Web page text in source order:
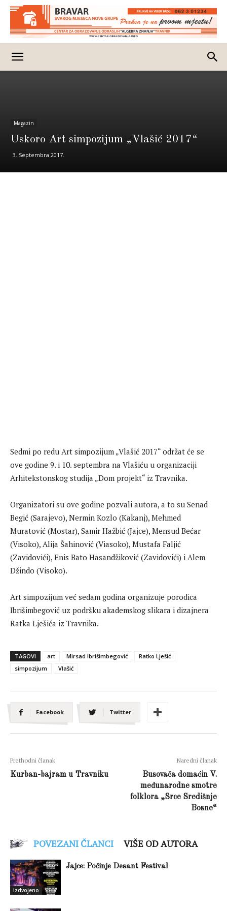
Magazin
Uskoro Art simpozijum „Vlašić 2017“
3. Septembra 2017.
Sedmi po redu Art simpozijum „Vlašić 2017“ održat će se
ove godine 9. i 10. septembra na Vlašiću u organizaciji
Arhitekstonskog studija „Dom projekt“ iz Travnika.
Organizatori su ove godine pozvali autora, a to su Senad
Begić (Sarajevo), Nermin Kozlo (Kakanj), Mehmed
Muratović (Mostar), Samir Hažbić (Jajce), Mensud Bećar
(Visoko), Alija Šahinović (Viasoko), Mustafa Faljić
(Zavidovići), Enis Bato Hasandžiković (Zavidovići) i Alem
Džindo (Visoko).
Art simpozijum već sedam godina organizuje porodica
Ibrišimbegović uz podršku akademskog slikara i dizajnera
Ratka Lješića iz Travnika.
TAGOVI art Mirsad Ibrišimbegović
Ratko Lješić
simpozijum
Vlašić
Facebook Twitter
Prethodni članak
Kurban-bajram u Travniku
Naredni članak
Busovača domaćin V.
međunarodne smotre
folklora „Srce Središnje
Bosne“
POVEZANI ČLANCI VIŠE OD AUTORA
Izdvojeno
Jajce: Počinje Desant Festival